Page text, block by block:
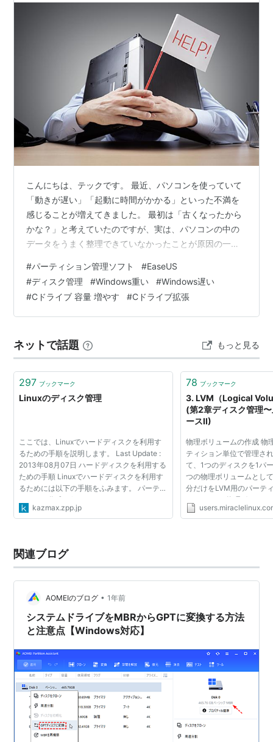
こんにちは、テックです。 最近、パソコンを使っていて
「動きが遅い」「起動に時間がかかる」といった不満を
感じることが増えてきました。 最初は「古くなったから
かな？」と考えていたのですが、実は、パソコンの中の
データをうまく整理できていなかったことが原因の一つ
ティション管理』という方法。 パソコンの中にあるハー
ドディスクをきちんと区切って整理すると、無駄な動き
を減らしてスピードアップが可能になるそうです。 そこ
で、今回は無料なディスク管理ソフトを使って、初心者
する方法を、詳しく紹介していきたい…
#パーティション管理ソフト #EaseUS
#ディスク管理 #Windows重い #Windows遅い
#Cドライブ 容量 増やす​ #Cドライブ拡張
ネットで話題 もっと見る
297 ブックマーク
Linuxのディスク管理
ここでは、Linuxでハードディスクを利用す
るための手順を説明します。 Last Update :
2013年08月07日 ハードディスクを利用する
ための手順 Linuxでハードディスクを利用す
るためには以下の手順をふみます。 パーティ
ションの作成（fdisk コマンド） ファイルシ
ステムの作成（mkfs コマンド） マウント
kazmax.zpp.jp
78 ブックマーク
3. LVM（Logical
(第2章ディスク管理
ースII)
物理ボリュームの作成 物
ティション単位で管理さ
て、1つのディスクを1パ
つの物理ボリュームとし
分だけをLVM用のパーテ
して、1つの物理ボリュ
せん。もちろん、1つの
関連ブログ
AOMEIのブログ • 1年前
システムドライブをMBRからGPTに変換する方法
と注意点【Windows対応】